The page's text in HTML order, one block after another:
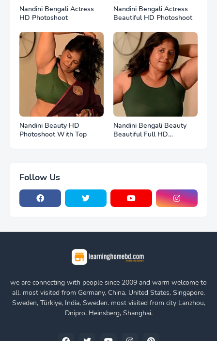
Nandini Bengali Actress
HD Photoshoot
Nandini Bengali Actress
Beautiful HD Photoshoot
Nandini Beauty HD
Photoshoot With Top
Nandini Bengali Beauty
Beautiful Full HD
Follow Us
we are connecting with people since 2009 and warm welcome to
all. most visited from Germany, China, United States, Singapore,
Sweden, Türkiye, India, Sweden. most visited from city Lanzhou,
Dnipro, Heinsberg, Shanghai.